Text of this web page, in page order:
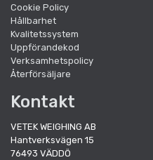
Cookie Policy
Hållbarhet
Kvalitetssystem
Uppförandekod
Verksamhetspolicy
Återförsäljare
Kontakt
VETEK WEIGHING AB
Hantverksvägen 15
76493 VÄDDÖ